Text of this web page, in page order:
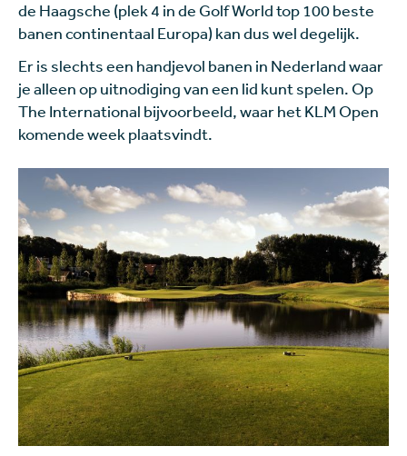
de Haagsche (plek 4 in de Golf World top 100 beste
banen continentaal Europa) kan dus wel degelijk.
Er is slechts een handjevol banen in Nederland waar
je alleen op uitnodiging van een lid kunt spelen. Op
The International bijvoorbeeld, waar het KLM Open
komende week plaatsvindt.